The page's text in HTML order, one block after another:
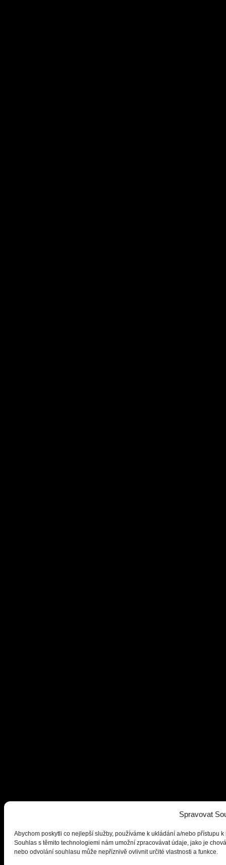
Spravovat
Abychom poskytli co nejlepší služby, používáme k ukládání a/nebo přístupu
Souhlas s těmito technologiemi nám umožní zpracovávat údaje, jako je
nebo odvolání souhlasu může nepříznivě ovlivnit určité vlastnosti a funkce.